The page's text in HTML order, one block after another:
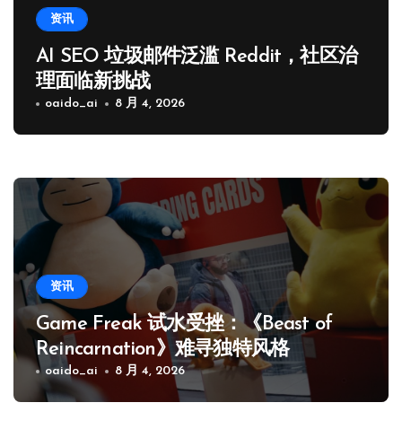
资讯
AI SEO 垃圾邮件泛滥 Reddit，社区治
理面临新挑战
oaido_ai 8 月 4, 2026
资讯
Game Freak 试水受挫：《Beast of
Reincarnation》难寻独特风格
oaido_ai 8 月 4, 2026